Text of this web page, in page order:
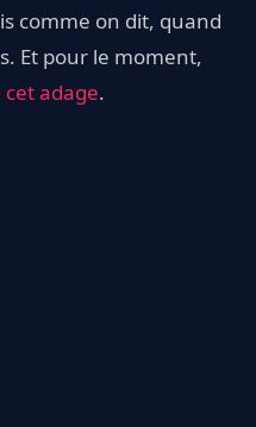
comme on dit, quand
Et pour le moment,
adage.